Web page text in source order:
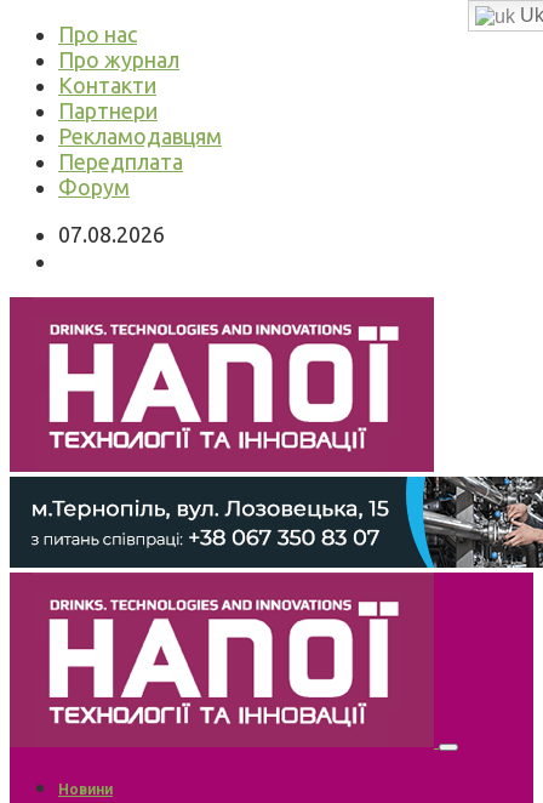
Про нас
Про журнал
Контакти
Партнери
Рекламодавцям
Передплата
Форум
07.08.2026
Новини